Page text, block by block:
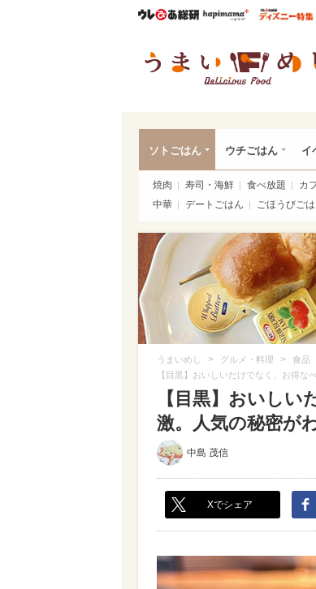
ウレぴあ総研ハピママ*
ソトごはん ウチごはん イ
焼肉 寿司・海鮮 食べ放題 カ
中華
デートごはん ごほうびご
うまいめし > グルメ・料理 > 食品
【目黒】おいしいだけでなく、お得な
【目黒】おいし
激。人気の秘密が
中島 茂信
Xでシェア